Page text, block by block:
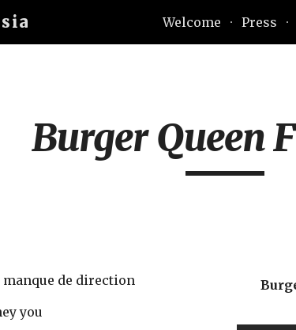
Welcome Press
Burger Queen
de direction
you